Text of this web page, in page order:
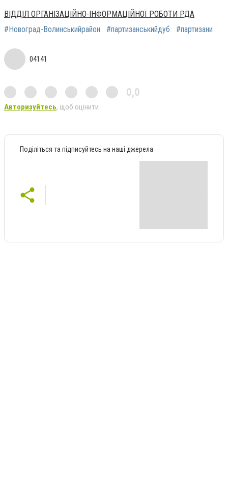
ВІДДІЛ ОРГАНІЗАЦІЙНО-ІНФОРМАЦІЙНОЇ РОБОТИ РДА
#Новоград-Волинськийрайон
#партизанськийдуб #партизани
04141
0,0
Авторизуйтесь, щоб оцінити
Поділіться та підписуйтесь на наші джерела